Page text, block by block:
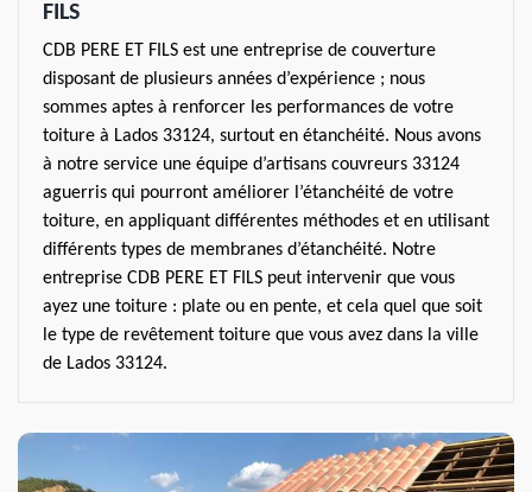
FILS
CDB PERE ET FILS est une entreprise de couverture
disposant de plusieurs années d’expérience ; nous
sommes aptes à renforcer les performances de votre
toiture à Lados 33124, surtout en étanchéité. Nous avons
à notre service une équipe d’artisans couvreurs 33124
aguerris qui pourront améliorer l’étanchéité de votre
toiture, en appliquant différentes méthodes et en utilisant
différents types de membranes d’étanchéité. Notre
entreprise CDB PERE ET FILS peut intervenir que vous
ayez une toiture : plate ou en pente, et cela quel que soit
le type de revêtement toiture que vous avez dans la ville
de Lados 33124.